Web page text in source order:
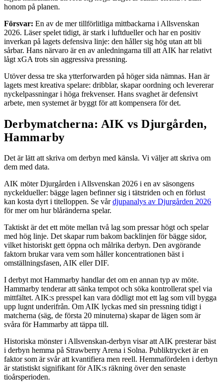
honom på planen.
Försvar: En av de mer tillförlitliga mittbackarna i Allsvenskan
2026. Läser spelet tidigt, är stark i luftdueller och har en positiv
inverkan på lagets defensiva linje: den håller sig hög utan att bli
sårbar. Hans närvaro är en av anledningarna till att AIK har relativt
lågt xGA trots sin aggressiva pressning.
Utöver dessa tre ska ytterforwarden på höger sida nämnas. Han är
lagets mest kreativa spelare: dribblar, skapar oordning och levererar
nyckelpassningar i höga frekvenser. Hans svaghet är defensivt
arbete, men systemet är byggt för att kompensera för det.
Derbymatcherna: AIK vs Djurgården,
Hammarby
Det är lätt att skriva om derbyn med känsla. Vi väljer att skriva om
dem med data.
AIK möter Djurgården i Allsvenskan 2026 i en av säsongens
nyckeldueller: bägge lagen befinner sig i tätstriden och en förlust
kan kosta dyrt i titelloppen. Se vårdjupanalys av Djurgården 2026
för mer om hur blåränderna spelar.
Taktiskt är det ett möte mellan två lag som pressar högt och spelar
med hög linje. Det skapar rum bakom backlinjen för bägge sidor,
vilket historiskt gett öppna och målrika derbyn. Den avgörande
faktorn brukar vara vem som håller koncentrationen bäst i
omställningsfasen, AIK eller DIF.
I derbyt mot Hammarby handlar det om en annan typ av möte.
Hammarby tenderar att sänka tempot och söka kontrollerat spel via
mittfältet. AIK:s presspel kan vara dödligt mot ett lag som vill bygga
upp lugnt underifrån. Om AIK lyckas med sin pressning tidigt i
matcherna (säg, de första 20 minuterna) skapar de lägen som är
svåra för Hammarby att täppa till.
Historiska mönster i Allsvenskan-derbyn visar att AIK presterar bäst
i derbyn hemma på Strawberry Arena i Solna. Publiktrycket är en
faktor som är svår att kvantifiera men reell. Hemmafördelen i derbyn
är statistiskt signifikant för AIK:s räkning över den senaste
tioårsperioden.